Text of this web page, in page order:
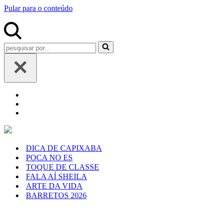
Pular para o conteúdo
Pesquisar
por...
DICA DE CAPIXABA
POCA NO ES
TOQUE DE CLASSE
FALA AÍ SHEILA
ARTE DA VIDA
BARRETOS 2026